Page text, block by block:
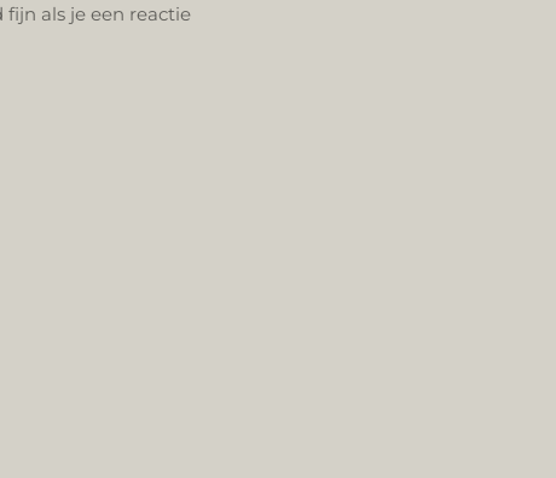
als je een reactie